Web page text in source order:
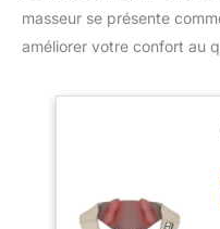
masseur se présente
améliorer votre confort au